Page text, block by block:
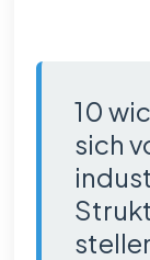
10
sich